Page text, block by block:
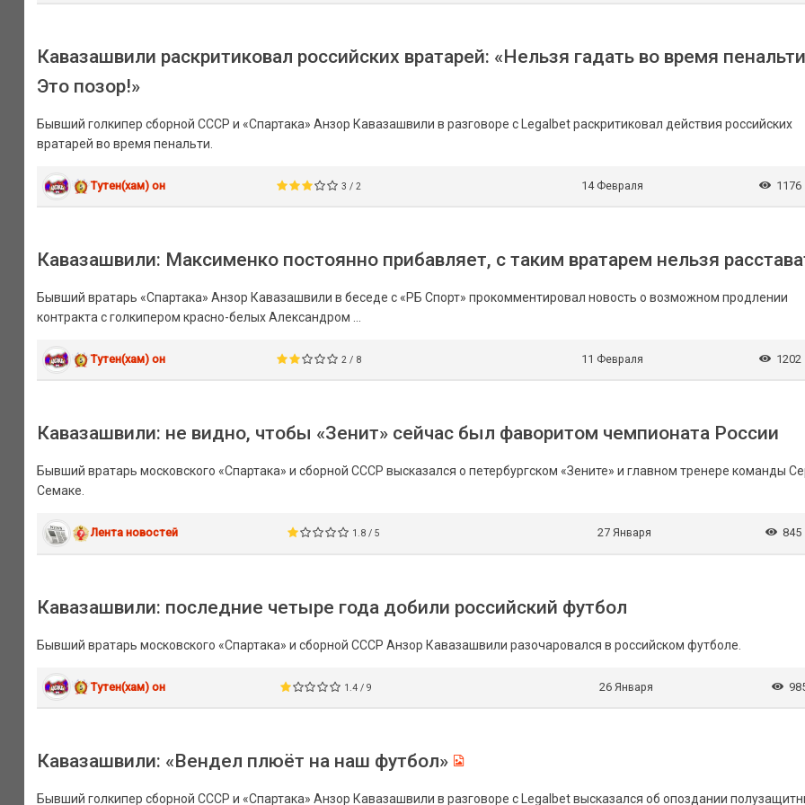
Кавазашвили раскритиковал российских вратарей: «Нельзя гадать во время
Это позор!»
Бывший голкипер сборной СССР и «Спартака» Анзор Кавазашвили в разговоре с Legalbet раскритиковал действия российских
вратарей во время пенальти.
Тутен(хам) он 3 / 2 14 Февраля 1176
Кавазашвили: Максименко постоянно прибавляет, с таким вратарем нельзя
Бывший вратарь «Спартака» Анзор Кавазашвили в беседе с «РБ Спорт» прокомментировал новость о возможном продлении
контракта с голкипером красно-белых Александром ...
Тутен(хам) он 2 / 8 11 Февраля 1202
Кавазашвили: не видно, чтобы «Зенит» сейчас был фаворитом чемпионата России
Бывший вратарь московского «Спартака» и сборной СССР высказался о петербургском «Зените» и главном тренере команды
Семаке.
Лента новостей 1.8 / 5 27 Января 845
Кавазашвили: последние четыре года добили российский футбол
Бывший вратарь московского «Спартака» и сборной СССР Анзор Кавазашвили разочаровался в российском футболе.
Тутен(хам) он 1.4 / 9 26 Января
Кавазашвили: «Вендел плюёт на наш футбол»
Бывший голкипер сборной СССР и «Спартака» Анзор Кавазашвили в разговоре с Legalbet высказался об опоздании